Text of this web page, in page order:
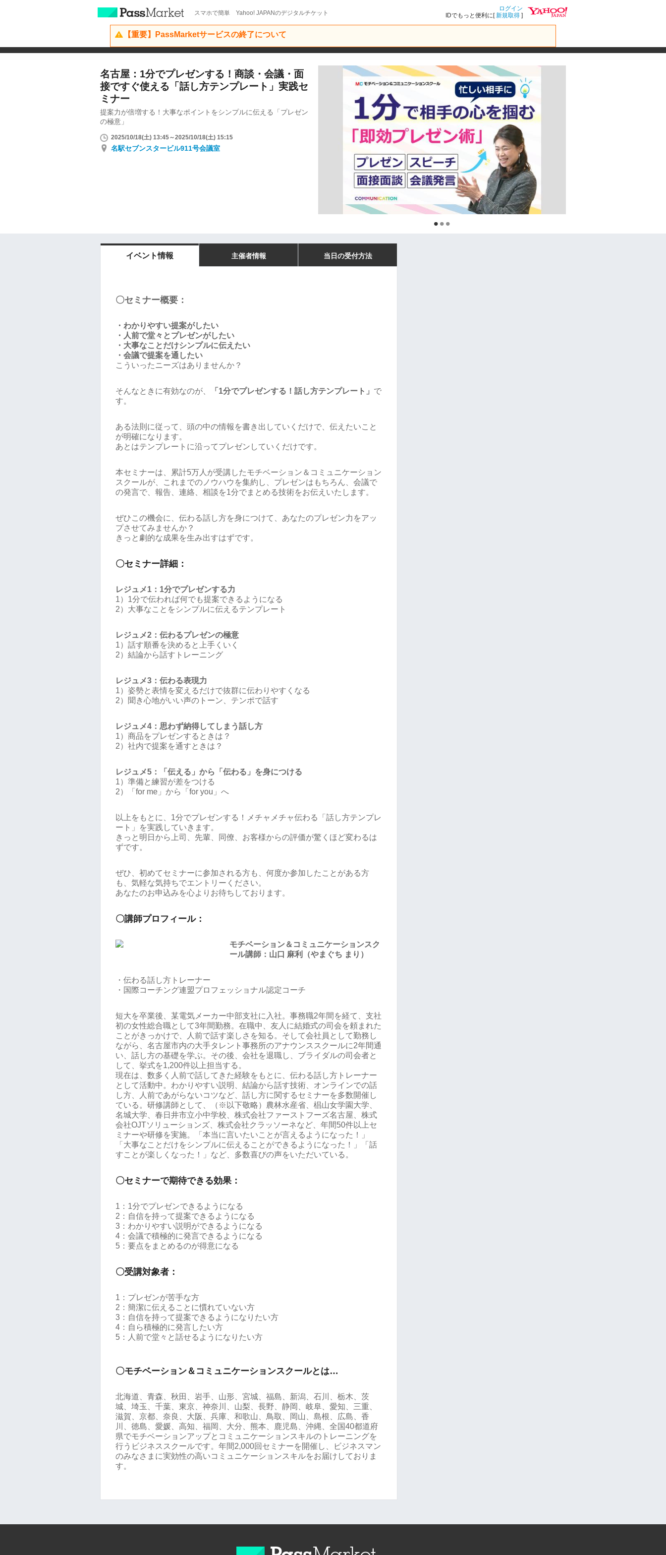
スマホで簡単 Yahoo! JAPANのデジタルチケット
ログイン
IDでもっと便利に[新規取得 ]
【重要】PassMarketサービスの終了について
名古屋：1分でプレゼンする！商談・会議・面
接ですぐ使える「話し方テンプレート」実践セ
ミナー
提案力が倍増する！大事なポイントをシンプルに伝える「プレゼン
の極意」
2025/10/18(土) 13:45～2025/10/18(土) 15:15
名駅セブンスタービル911号会議室
イベント情報 主催者情報 当日の受付方法
〇セミナー概要：
・わかりやすい提案がしたい
・人前で堂々とプレゼンがしたい
・大事なことだけシンプルに伝えたい
・会議で提案を通したい
こういったニーズはありませんか？
そんなときに有効なのが、 「1分でプレゼンする！話し方テンプレート」 で
す。
ある法則に従って、頭の中の情報を書き出していくだけで、伝えたいこと
が明確になります。
あとはテンプレートに沿ってプレゼンしていくだけです。
本セミナーは、累計5万人が受講したモチベーション＆コミュニケーション
スクールが、これまでのノウハウを集約し、プレゼンはもちろん、会議で
の発言で、報告、連絡、相談を1分でまとめる技術をお伝えいたします。
ぜひこの機会に、伝わる話し方を身につけて、あなたのプレゼン力をアッ
プさせてみませんか？
きっと劇的な成果を生み出すはずです。
〇セミナー詳細：
レジュメ1：1分でプレゼンする力
1）1分で伝われば何でも提案できるようになる
2）大事なことをシンプルに伝えるテンプレート
レジュメ2：伝わるプレゼンの極意
1）話す順番を決めると上手くいく
2）結論から話すトレーニング
レジュメ3：伝わる表現力
1）姿勢と表情を変えるだけで抜群に伝わりやすくなる
2）聞き心地がいい声のトーン、テンポで話す
レジュメ4：思わず納得してしまう話し方
1）商品をプレゼンするときは？
2）社内で提案を通すときは？
レジュメ5：「伝える」から「伝わる」を身につける
1）準備と練習が差をつける
2）「for me」から「for you」へ
以上をもとに、1分でプレゼンする！メチャメチャ伝わる「話し方テンプレ
ート」を実践していきます。
きっと明日から上司、先輩、同僚、お客様からの評価が驚くほど変わるは
ずです。
ぜひ、初めてセミナーに参加される方も、何度か参加したことがある方
も、気軽な気持ちでエントリーください。
あなたのお申込みを心よりお待ちしております。
〇講師プロフィール：
モチベーション＆コミュニケーションスク
ール講師：山口 麻利（やまぐち まり）
・伝わる話し方トレーナー
・国際コーチング連盟プロフェッショナル認定コーチ
短大を卒業後、某電気メーカー中部支社に入社。事務職2年間を経て、支社
初の女性総合職として3年間勤務。在職中、友人に結婚式の司会を頼まれた
ことがきっかけで、人前で話す楽しさを知る。そして会社員として勤務し
ながら、名古屋市内の大手タレント事務所のアナウンススクールに2年間通
い、話し方の基礎を学ぶ。その後、会社を退職し、ブライダルの司会者と
して、挙式を1,200件以上担当する。
現在は、数多く人前で話してきた経験をもとに、伝わる話し方トレーナー
として活動中。わかりやすい説明、結論から話す技術、オンラインでの話
し方、人前であがらないコツなど、話し方に関するセミナーを多数開催し
ている。研修講師として、（※以下敬略）農林水産省、椙山女学園大学、
名城大学、春日井市立小中学校、株式会社ファーストフーズ名古屋、株式
会社OJTソリューションズ、株式会社クラッソーネなど、年間50件以上セ
ミナーや研修を実施。「本当に言いたいことが言えるようになった！」
「大事なことだけをシンプルに伝えることができるようになった！」「話
すことが楽しくなった！」など、多数喜びの声をいただいている。
〇セミナーで期待できる効果：
1：1分でプレゼンできるようになる
2：自信を持って提案できるようになる
3：わかりやすい説明ができるようになる
4：会議で積極的に発言できるようになる
5：要点をまとめるのが得意になる
〇受講対象者：
1：プレゼンが苦手な方
2：簡潔に伝えることに慣れていない方
3：自信を持って提案できるようになりたい方
4：自ら積極的に発言したい方
5：人前で堂々と話せるようになりたい方
〇モチベーション＆コミュニケーションスクールとは…
北海道、青森、秋田、岩手、山形、宮城、福島、新潟、石川、栃木、茨
城、埼玉、千葉、東京、神奈川、山梨、長野、静岡、岐阜、愛知、三重、
滋賀、京都、奈良、大阪、兵庫、和歌山、鳥取、岡山、島根、広島、香
川、徳島、愛媛、高知、福岡、大分、熊本、鹿児島、沖縄、全国40都道府
県でモチベーションアップとコミュニケーションスキルのトレーニングを
行うビジネススクールです。年間2,000回セミナーを開催し、ビジネスマン
のみなさまに実効性の高いコミュニケーションスキルをお届けしておりま
す。